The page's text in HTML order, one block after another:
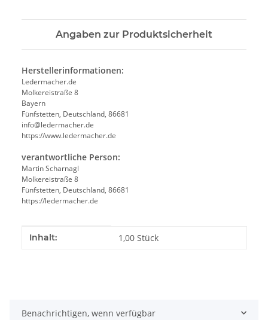
Angaben zur Produktsicherheit
Herstellerinformationen:
Ledermacher.de
Molkereistraße 8
Bayern
Fünfstetten, Deutschland, 86681
info@ledermacher.de
https://www.ledermacher.de
verantwortliche Person:
Martin Scharnagl
Molkereistraße 8
Fünfstetten, Deutschland, 86681
https://ledermacher.de
Produkteigenschaft
Wert
Inhalt: 1,00 Stück
Benachrichtigen, wenn verfügbar